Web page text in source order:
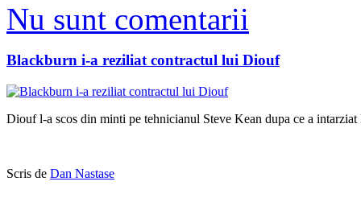
Nu sunt comentarii
Blackburn i-a reziliat contractul lui Diouf
Diouf l-a scos din minti pe tehnicianul Steve Kean dupa ce a
Scris de Dan Nastase